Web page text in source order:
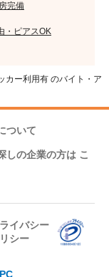
完備
・ピアスOK
カー利用有 のバイト・ア
ついて
しの企業の方は こ
イバシー
シー
PC